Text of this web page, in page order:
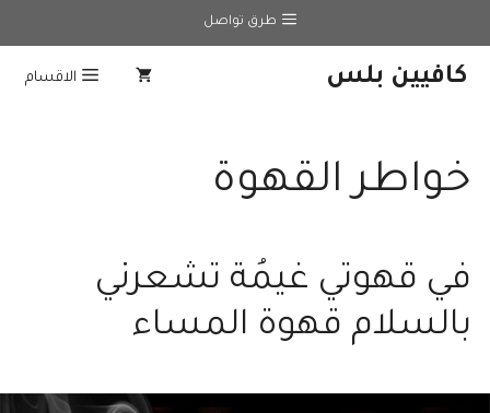
المحتوى
طرق تواصل
كافيين بلس الاقسام
خواطر القهوة
في قهوتي غيمُة تشعرني
بالسلام قهوة المساء